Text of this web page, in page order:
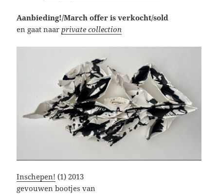
Aanbieding!/March offer is verkocht/sold
en gaat naarprivate collection
Inschepen! (1) 2013
gevouwen bootjes van